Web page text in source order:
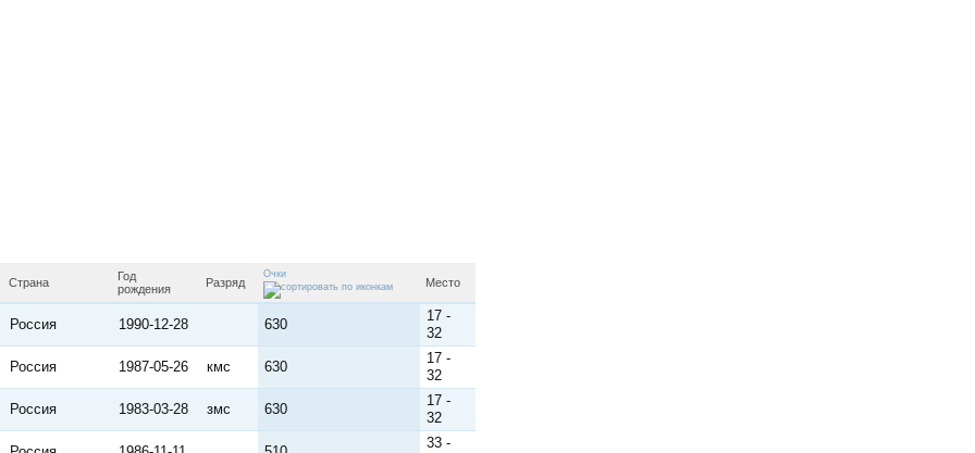
Страна
Год
рождения
Разряд
Очки
Место
Россия 1990-12-28 630
17 -
32
Россия 1987-05-26 кмс 630
17 -
32
Россия 1983-03-28 змс 630
17 -
32
33 -